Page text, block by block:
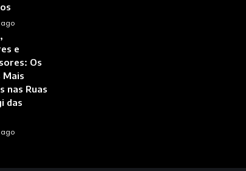
e
Os
nas Ruas
das